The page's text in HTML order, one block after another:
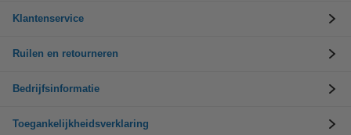
Klantenservice
Ruilen en retourneren
Bedrijfsinformatie
Toegankelijkheidsverklaring